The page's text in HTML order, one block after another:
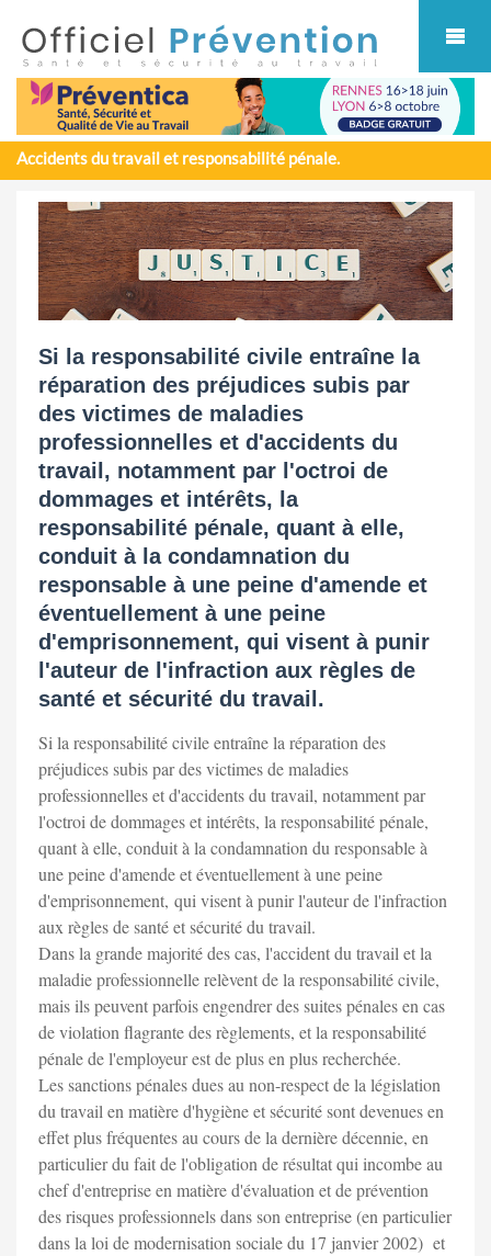
Accidents du travail et responsabilité pénale.
Si la responsabilité civile entraîne la
réparation des préjudices subis par
des victimes de maladies
professionnelles et d'accidents du
travail, notamment par l'octroi de
dommages et intérêts, la
responsabilité pénale, quant à elle,
conduit à la condamnation du
responsable à une peine d'amende et
éventuellement à une peine
d'emprisonnement, qui visent à punir
l'auteur de l'infraction aux règles de
santé et sécurité du travail.
Si la responsabilité civile entraîne la réparation des
préjudices subis par des victimes de maladies
professionnelles et d'accidents du travail, notamment par
l'octroi de dommages et intérêts, la responsabilité pénale,
quant à elle, conduit à la condamnation du responsable à
une peine d'amende et éventuellement à une peine
d'emprisonnement, qui visent à punir l'auteur de l'infraction
aux règles de santé et sécurité du travail.
Dans la grande majorité des cas, l'accident du travail et la
maladie professionnelle relèvent de la responsabilité civile,
mais ils peuvent parfois engendrer des suites pénales en cas
de violation flagrante des règlements, et la responsabilité
pénale de l'employeur est de plus en plus recherchée.
Les sanctions pénales dues au non-respect de la législation
du travail en matière d'hygiène et sécurité sont devenues en
effet plus fréquentes au cours de la dernière décennie, en
particulier du fait de l'obligation de résultat qui incombe au
chef d'entreprise en matière d'évaluation et de prévention
des risques professionnels dans son entreprise (en particulier
dans la loi de modernisation sociale du 17 janvier 2002) et